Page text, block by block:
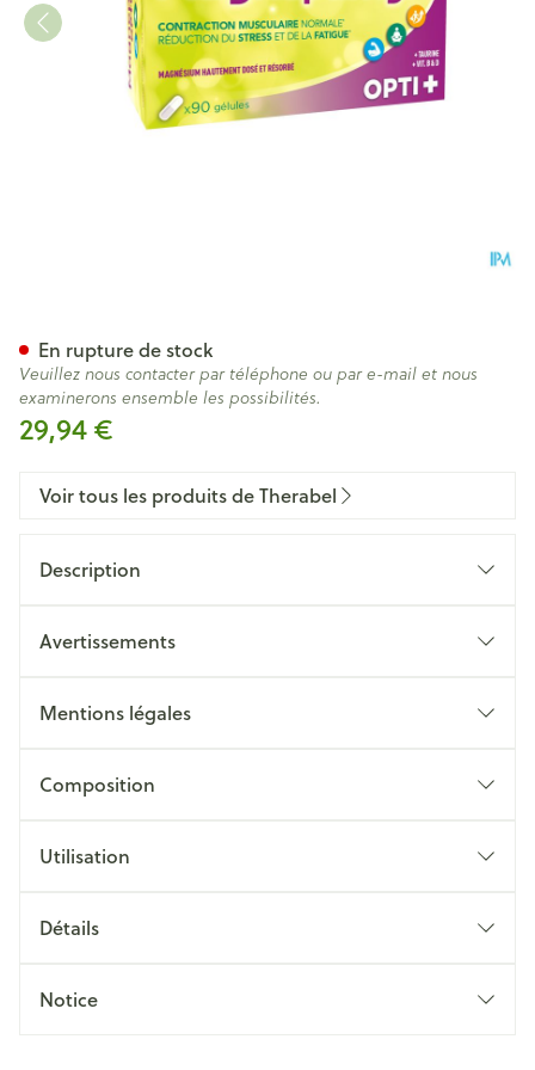
29,94 €
En rupture de stock
Veuillez nous contacter par téléphone ou par e-mail et nous
examinerons ensemble les possibilités.
Voir tous les produits de Therabel
Description
Avertissements
Mentions légales
Composition
Utilisation
Détails
Notice